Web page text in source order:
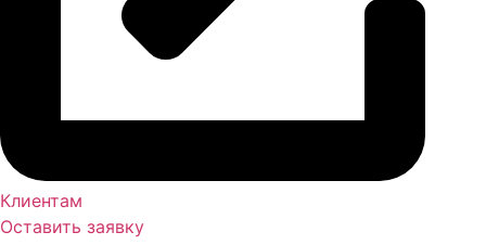
Клиентам
Оставить заявку